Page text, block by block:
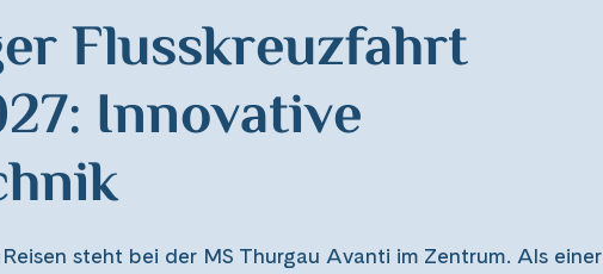
Flusskreuzfahrt
Innovative
steht bei der MS Thurgau Avanti im Zentrum. Als einer